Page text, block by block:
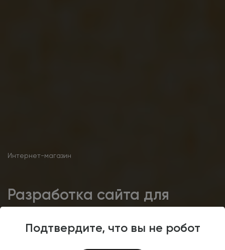
Подтвердите, что вы не робот
Интернет-магазин
Разработка сайта для
продажи
теплоизоляционных и
кровельных материалов